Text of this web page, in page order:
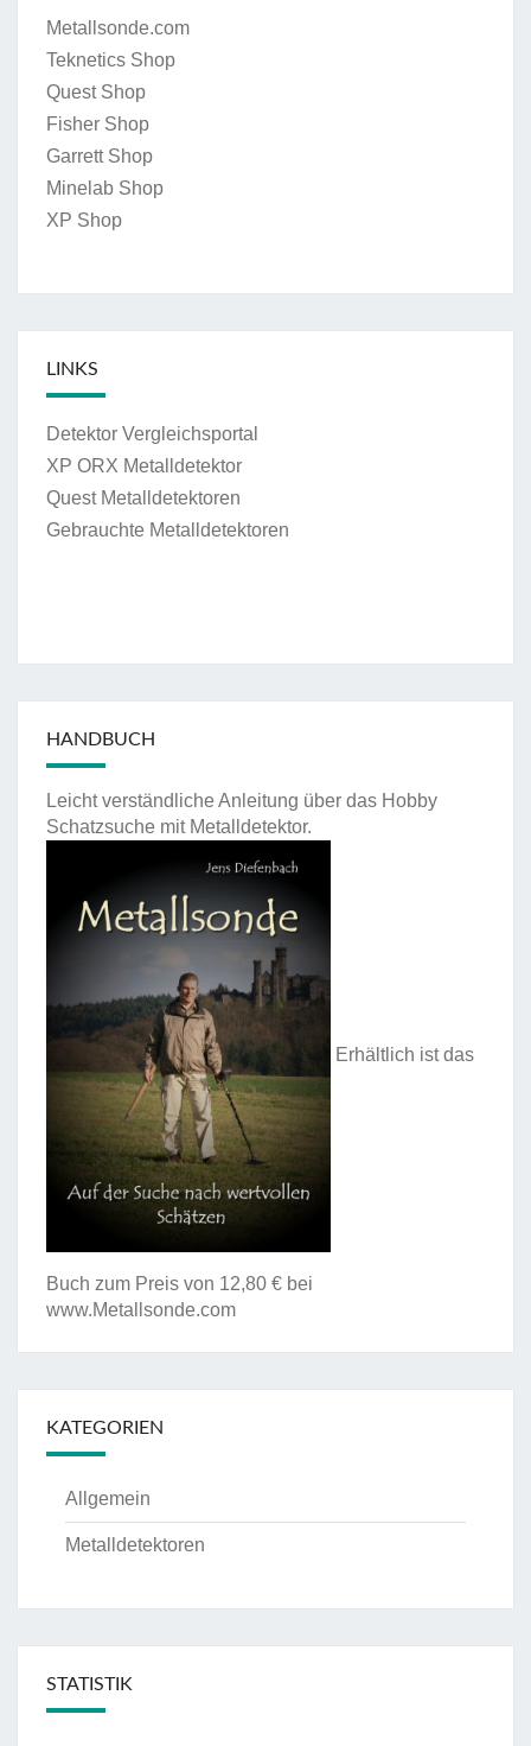
Metallsonde.com
Teknetics Shop
Quest Shop
Fisher Shop
Garrett Shop
Minelab Shop
XP Shop
LINKS
Detektor Vergleichsportal
XP ORX Metalldetektor
Quest Metalldetektoren
Gebrauchte Metalldetektoren
HANDBUCH
Leicht verständliche Anleitung über das Hobby
Schatzsuche mit Metalldetektor.
Erhältlich ist das
Buch zum Preis von 12,80 € bei
www.Metallsonde.com
KATEGORIEN
Allgemein
Metalldetektoren
STATISTIK